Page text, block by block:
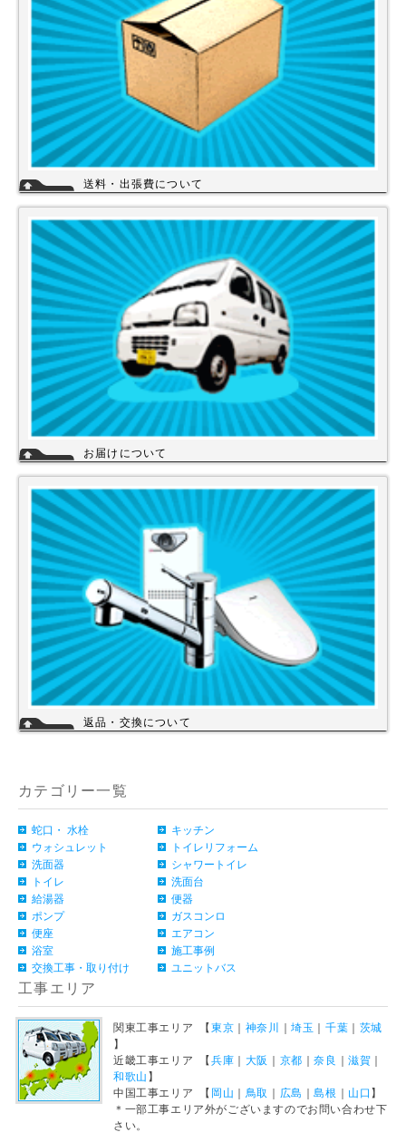
送料・出張費について
※エアコンなど大型商品は、別途費用がかかる場合がございますのでお問
い合わせください。
お届けについて
になります。メーカーなどから納期回答が出ましたらご連絡いたします。
商品の欠品や受注生産品は納期がかかる場合があります。※宅配便でお届
けの場合、時間指定が可能です。
返品・交換について
し上げます。
カテゴリー一覧
蛇口・ 水栓
キッチン
ウォシュレット
トイレリフォーム
洗面器
シャワートイレ
トイレ
洗面台
給湯器
便器
ポンプ
ガスコンロ
便座
エアコン
浴室
施工事例
交換工事・取り付け
ユニットバス
工事エリア
関東工事エリア 【東京 ｜ 神奈川 ｜埼玉 ｜千葉 ｜ 茨城
】
近畿工事エリア 【兵庫 ｜ 大阪 ｜ 京都 ｜奈良 ｜滋賀 ｜
和歌山 】
中国工事エリア 【 岡山 ｜ 鳥取 ｜ 広島 ｜島根 ｜ 山口 】
＊一部工事エリア外がございますのでお問い合わせ下
さい。